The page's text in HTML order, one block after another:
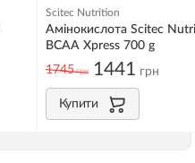
Scitec Nutrition
Амінокислота Scitec
BCAA Xpress 700 g
1745грн 1441 грн
Купити